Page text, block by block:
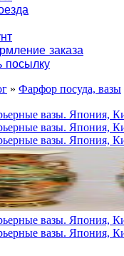
заказа
посылку
» Фарфор посуда, вазы